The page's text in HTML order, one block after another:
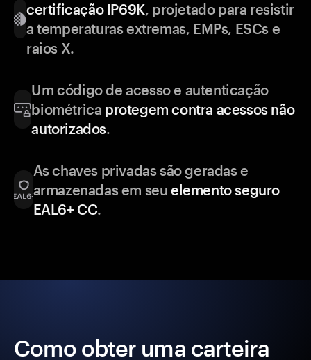
certificação IP69K, projetado para resistir
a temperaturas extremas, EMPs, ESCs e
raios X.
Um código de acesso e autenticação
biométrica protegem contra acessos não
autorizados.
As chaves privadas são geradas e
armazenadas em seu elemento seguro
EAL6+ CC.
Como obter uma carteira